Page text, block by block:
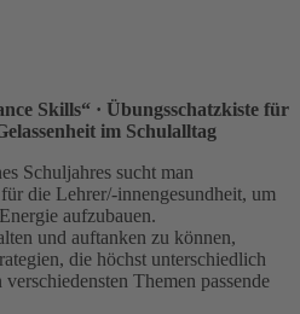
Skills“ · Übungsschatzkiste für
im Schulalltag
Schuljahres sucht man
die Lehrer/-innengesundheit, um
aufzubauen.
und auftanken zu können,
die höchst unterschiedlich
Themen passende